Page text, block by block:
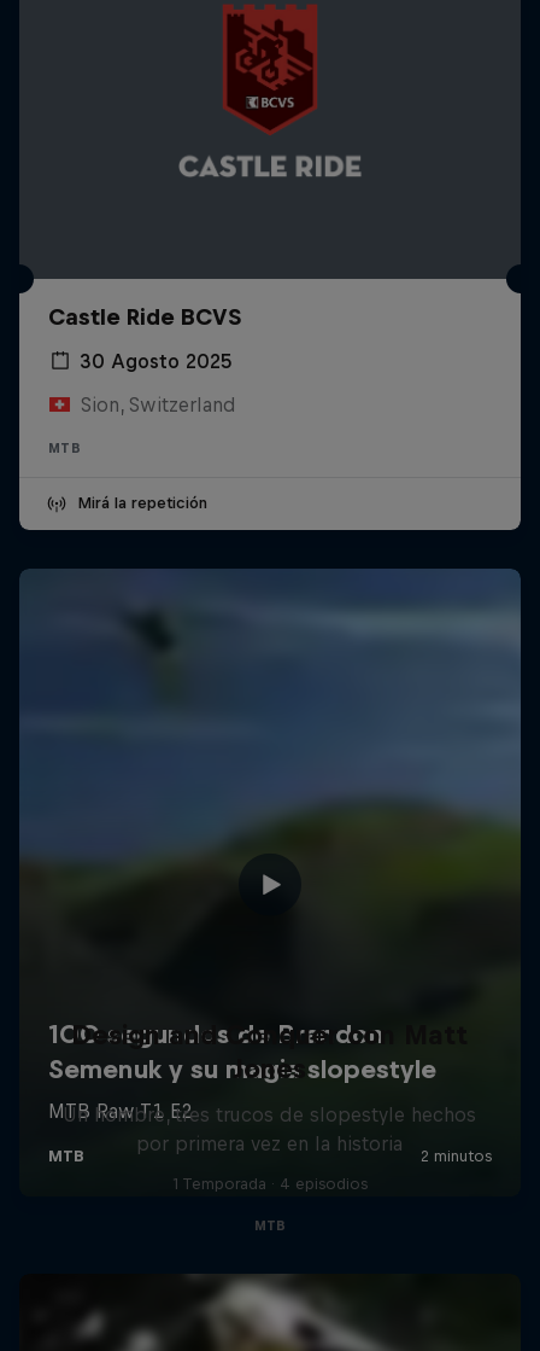
Castle Ride BCVS
30 Agosto 2025
Sion, Switzerland
MTB
Mirá la repetición
Design and Conquer con Matt
Jones
Un hombre, tres trucos de slopestyle hechos
por primera vez en la historia
1 Temporada · 4 episodios
MTB